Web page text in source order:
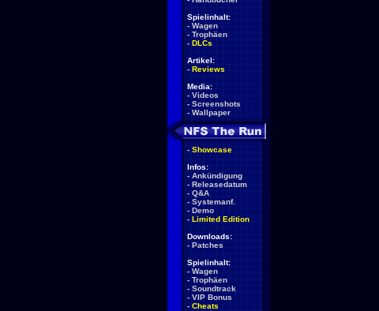
Spielinhalt:
- Wagen
- Trophäen
- DLCs
Artikel:
- Reviews
Media:
- Videos
- Screenshots
- Wallpaper
- Showcase
Infos:
- Ankündigung
- Releasedatum
- Q&A
- Systemanf.
- Demo
- Limited Edition
Downloads:
- Patches
Spielinhalt:
- Wagen
- Trophäen
- Soundtrack
- VIP Bonus
- Cheats